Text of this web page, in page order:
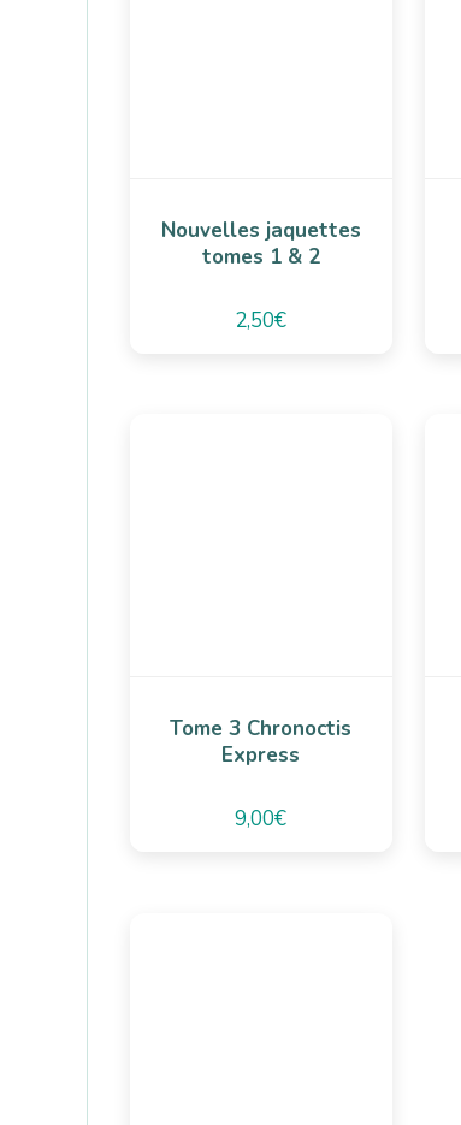
Nouvelles jaquettes
tomes 1 & 2
2,50€
Tome 3 Chronoctis
Express
9,00€